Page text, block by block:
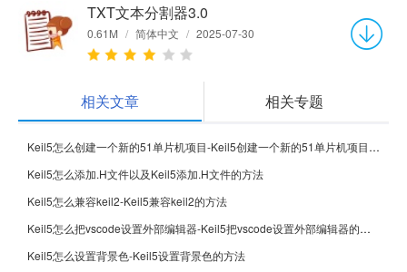
TXT文本分割器3.0
0.61M / 简体中文 / 2025-07-30
相关文章 相关专题
Keil5怎么创建一个新的51单片机项目-Keil5创建一个新的51单片机项目的方法
Keil5怎么添加.H文件以及Keil5添加.H文件的方法
Keil5怎么兼容keil2-Keil5兼容keil2的方法
Keil5怎么把vscode设置外部编辑器-Keil5把vscode设置外部编辑器的方法
Keil5怎么设置背景色-Keil5设置背景色的方法